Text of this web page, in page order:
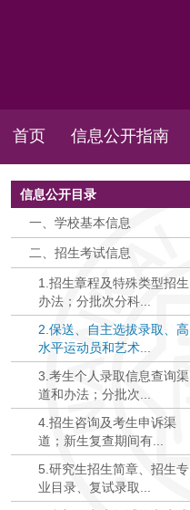
首页 信息公开指南
信息公开目录
一、学校基本信息
二、招生考试信息
1.招生章程及特殊类型招生
办法；分批次分科...
2.保送、自主选拔录取、高
水平运动员和艺术...
3.考生个人录取信息查询渠
道和办法；分批次...
4.招生咨询及考生申诉渠
道；新生复查期间有...
5.研究生招生简章、招生专
业目录、复试录取...